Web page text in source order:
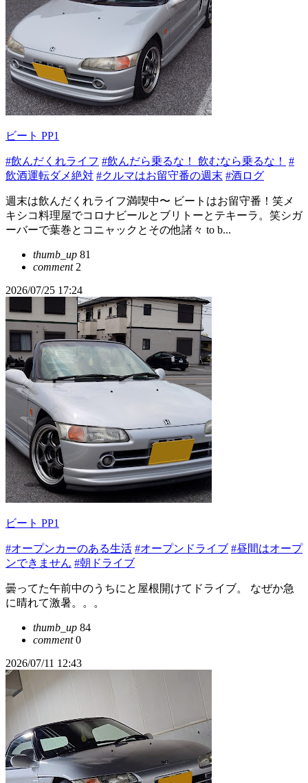
ビート PP1
#飲んだくれライフ #飲んだら乗るな！ 飲むなら乗るな！
#
飲酒運転ダメ絶対 #クルマはお留守番の週末 #酒ログ
週末は飲んだくれライフ満喫中〜 ビートはお留守番！笑メ
キシコ料理屋でコロナビールとブリトーとテキーラ。笑シガ
ーバーで葉巻とコニャックとその他諸々 to b...
thumb_up 81
comment2
2026/07/25 17:24
ビート PP1
#オープンカーのある生活 #オープンドライブ #昼間はオープ
ンできません #朝ドライブ
曇ってた午前中のうちにと屋根開けてドライブ。 なぜか急
に晴れて激暑。。。
thumb_up 84
comment0
2026/07/11 12:43